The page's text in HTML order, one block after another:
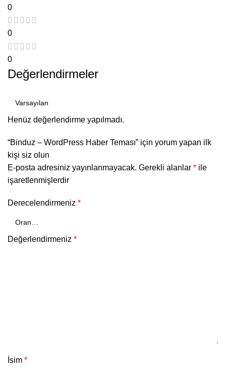
0
0
0
Değerlendirmeler
Henüz değerlendirme yapılmadı.
“Binduz – WordPress Haber Teması” için yorum yapan ilk
kişi siz olun
E-posta adresiniz yayınlanmayacak. Gerekli alanlar * ile
işaretlenmişlerdir
Derecelendirmeniz *
Değerlendirmeniz *
İsim *